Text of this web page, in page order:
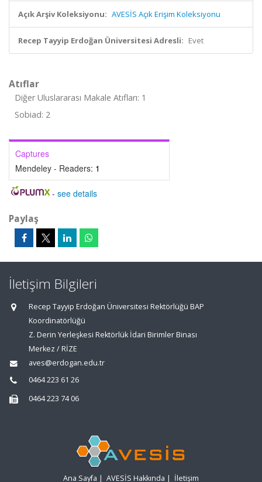
Açık Arşiv Koleksiyonu: AVESİS Açık Erişim Koleksiyonu
Recep Tayyip Erdoğan Üniversitesi Adresli: Evet
Atıflar
Diğer Uluslararası Makale Atıfları: 1
Sobiad: 2
Captures
Mendeley - Readers: 1
- see details
Paylaş
İletişim Bilgileri
Recep Tayyip Erdoğan Üniversitesi Rektörlüğü BAP
Koordinatörlüğü
Z. Derin Yerleşkesi Rektörlük İdari Birimler Binası
Merkez / RİZE
aves@erdogan.edu.tr
0464 223 61 26
0464 223 74 06
Ana Sayfa | AVESİS Hakkında | İletişim